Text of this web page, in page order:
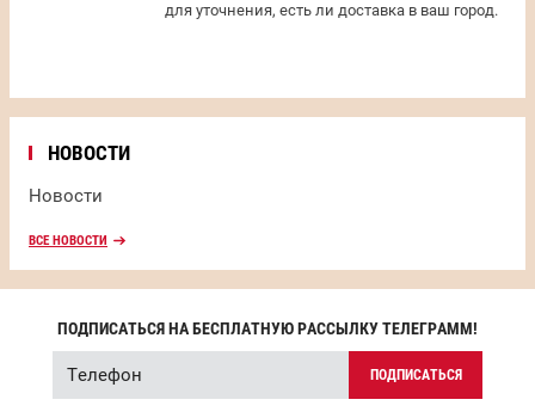
для уточнения, есть ли доставка в ваш город.
НОВОСТИ
Новости
ВСЕ НОВОСТИ
ПОДПИСАТЬСЯ НА БЕСПЛАТНУЮ РАССЫЛКУ ТЕЛЕГРАММ!
ПОДПИСАТЬСЯ